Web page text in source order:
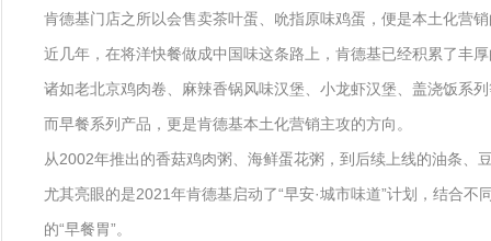
肯德基门店之所以会售卖茶叶蛋、吮指原味鸡蛋，便是本土化营
近几年，在将洋快餐做成中国味这条路上，肯德基已经积累了丰
诸如老北京鸡肉卷、麻辣香锅风味汉堡、小龙虾汉堡、盖浇饭系
而早餐系列产品，更是肯德基本土化营销主攻的方向。
从2002年推出的香菇鸡肉粥、海鲜蛋花粥，到后续上线的油条、
尤其亮眼的是2021年肯德基启动了“早安·城市味道”计划，结合
的“早餐胃”。